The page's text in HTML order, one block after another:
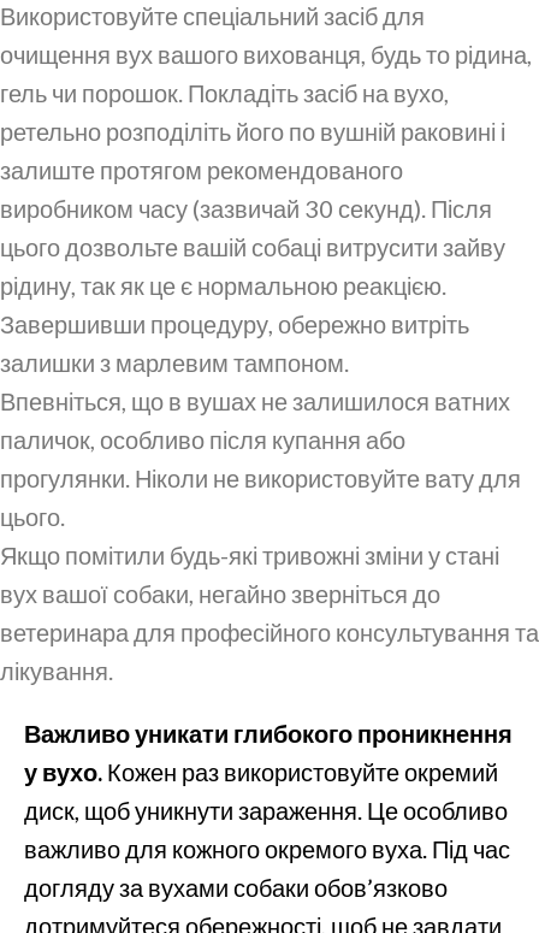
Використовуйте спеціальний засіб для
очищення вух вашого вихованця, будь то рідина,
гель чи порошок. Покладіть засіб на вухо,
ретельно розподіліть його по вушній раковині і
залиште протягом рекомендованого
виробником часу (зазвичай 30 секунд). Після
цього дозвольте вашій собаці витрусити зайву
рідину, так як це є нормальною реакцією.
Завершивши процедуру, обережно витріть
залишки з марлевим тампоном.
Впевніться, що в вушах не залишилося ватних
паличок, особливо після купання або
прогулянки. Ніколи не використовуйте вату для
цього.
Якщо помітили будь-які тривожні зміни у стані
вух вашої собаки, негайно зверніться до
ветеринара для професійного консультування та
лікування.
Важливо уникати глибокого проникнення
у вухо. Кожен раз використовуйте окремий
диск, щоб уникнути зараження. Це особливо
важливо для кожного окремого вуха. Під час
догляду за вухами собаки обов’язково
дотримуйтеся обережності, щоб не завдати